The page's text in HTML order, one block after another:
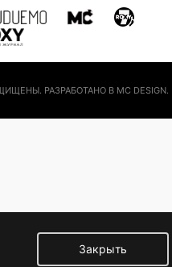
РАЗРАБОТАНО В MC DESIGN.
Закрыть